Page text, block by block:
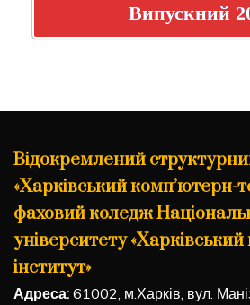
Випускний
Відокремлений
«Харківський комп’ютерн-
фаховий коледж
університету «Харківський
інститут»
Адреса: 61002, м.Харків, вул.